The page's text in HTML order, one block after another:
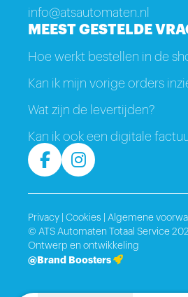
info@atsautomaten.nl
MEEST GESTELDE
Hoe werkt bestellen in de
Kan ik mijn vorige orders
Wat zijn de levertijden?
Kan ik ook een digitale
Ontwerp en ontwikkeling
@Brand Boosters
© ATS Automaten Totaal Service
Privacy Cookies Algemene